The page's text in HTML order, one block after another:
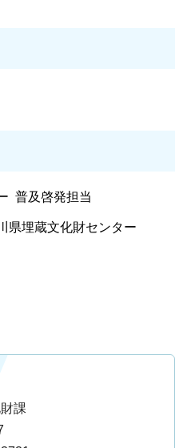
普及啓発担当
県埋蔵文化財センター
課